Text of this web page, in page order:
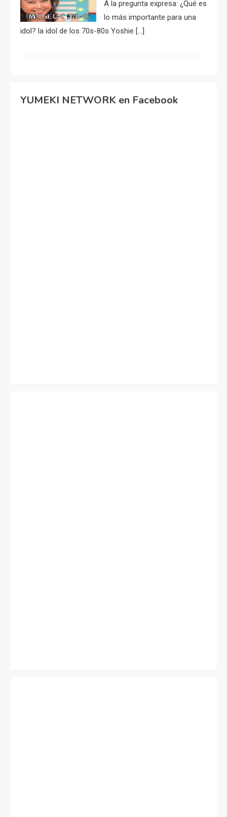
A la pregunta expresa: ¿Qué es
lo más importante para una
idol? la idol de los 70s-80s Yoshie […]
YUMEKI NETWORK en Facebook